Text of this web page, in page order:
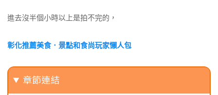
進去沒半個小時以上是拍不完的，
彰化推薦美食．景點和食尚玩家懶人包
章節連結